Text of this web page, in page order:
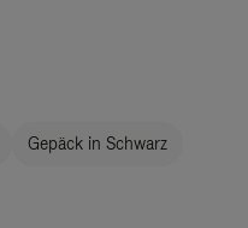
Gepäck in Schwarz